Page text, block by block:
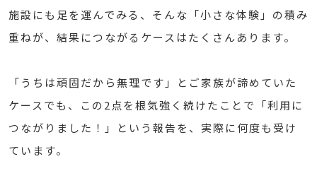
施設にも足を運んでみる、そんな「小さな体験」の積み
重ねが、結果につながるケースはたくさんあります。
「うちは頑固だから無理です」とご家族が諦めていた
ケースでも、この2点を根気強く続けたことで「利用に
つながりました！」という報告を、実際に何度も受け
ています。